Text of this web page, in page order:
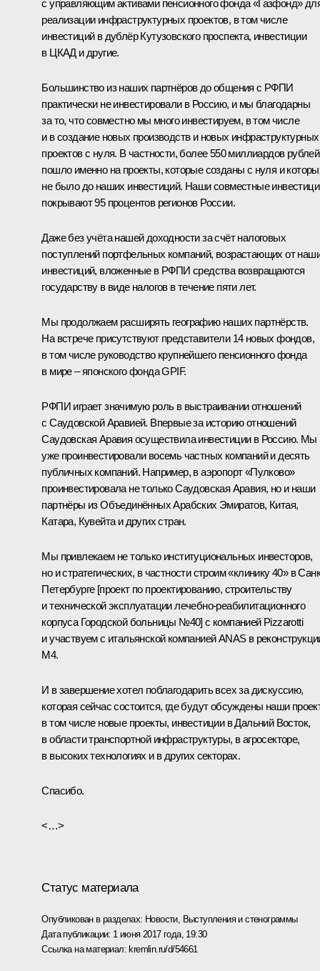
с управляющим активами пенсионного фонда «Газфонд»
реализации инфраструктурных проектов, в том числе
инвестиций в дублёр Кутузовского проспекта, инвестиции
в ЦКАД и другие.
Большинство из наших партнёров до общения с РФПИ
практически не инвестировали в Россию, и мы благодарны
за то, что совместно мы много инвестируем, в том числе
и в создание новых производств и новых инфраструктурных
проектов с нуля. В частности, более 550 миллиардов рублей
пошло именно на проекты, которые созданы с нуля и
не было до наших инвестиций. Наши совместные
покрывают 95 процентов регионов России.
Даже без учёта нашей доходности за счёт налоговых
поступлений портфельных компаний, возрастающих от
инвестиций, вложенные в РФПИ средства возвращаются
государству в виде налогов в течение пяти лет.
Мы продолжаем расширять географию наших партнёрств.
На встрече присутствуют представители 14 новых фондов,
в том числе руководство крупнейшего пенсионного фонда
в мире – японского фонда GPIF.
РФПИ играет значимую роль в выстраивании отношений
с Саудовской Аравией. Впервые за историю отношений
Саудовская Аравия осуществила инвестиции в Россию. Мы
уже проинвестировали восемь частных компаний и десять
публичных компаний. Например, в аэропорт «Пулково»
проинвестировала не только Саудовская Аравия, но и наши
партнёры из Объединённых Арабских Эмиратов, Китая,
Катара, Кувейта и других стран.
Мы привлекаем не только институциональных инвесторов,
но и стратегических, в частности строим «клинику 40» в
Петербурге [проект по проектированию, строительству
и технической эксплуатации лечебно-реабилитационного
корпуса Городской больницы №40] с компанией Pizzarotti
и участвуем с итальянской компанией ANAS в
М4.
И в завершение хотел поблагодарить всех за дискуссию,
которая сейчас состоится, где будут обсуждены наши
в том числе новые проекты, инвестиции в Дальний Восток,
в области транспортной инфраструктуры, в агросекторе,
в высоких технологиях и в других секторах.
Спасибо.
<…>
Статус материала
Опубликован в разделах: Новости, Выступления и стенограммы
Дата публикации: 1 июня 2017 года, 19:30
Ссылка на материал: kremlin.ru/d/54661